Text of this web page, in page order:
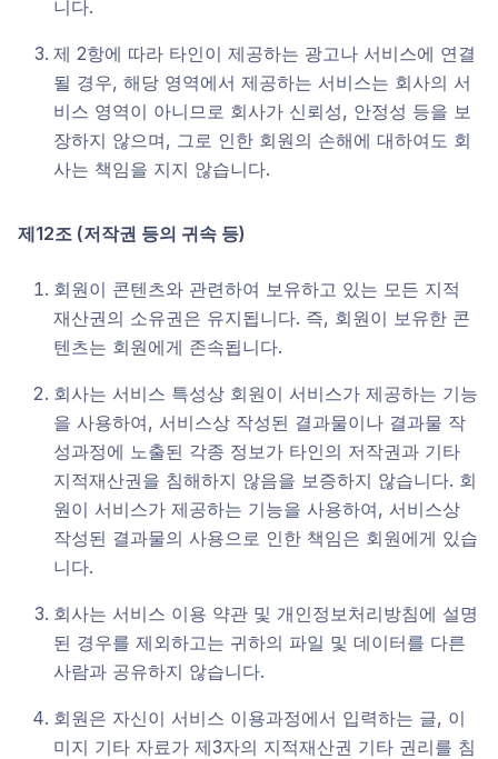
니다.
제 2항에 따라 타인이 제공하는 광고나 서비스에 연결
될 경우, 해당 영역에서 제공하는 서비스는 회사의 서
비스 영역이 아니므로 회사가 신뢰성, 안정성 등을 보
장하지 않으며, 그로 인한 회원의 손해에 대하여도 회
사는 책임을 지지 않습니다.
제12조 (저작권 등의 귀속 등)
회원이 콘텐츠와 관련하여 보유하고 있는 모든 지적
재산권의 소유권은 유지됩니다. 즉, 회원이 보유한 콘
텐츠는 회원에게 존속됩니다.
회사는 서비스 특성상 회원이 서비스가 제공하는 기능
을 사용하여, 서비스상 작성된 결과물이나 결과물 작
성과정에 노출된 각종 정보가 타인의 저작권과 기타
지적재산권을 침해하지 않음을 보증하지 않습니다. 회
원이 서비스가 제공하는 기능을 사용하여, 서비스상
작성된 결과물의 사용으로 인한 책임은 회원에게 있습
니다.
회사는 서비스 이용 약관 및 개인정보처리방침에 설명
된 경우를 제외하고는 귀하의 파일 및 데이터를 다른
사람과 공유하지 않습니다.
회원은 자신이 서비스 이용과정에서 입력하는 글, 이
미지 기타 자료가 제3자의 지적재산권 기타 권리를 침